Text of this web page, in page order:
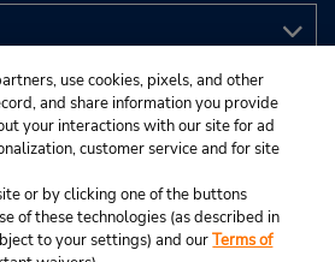
use cookies, pixels, and other
and share information you provide
your interactions with our site for ad
customer service and for site
or by clicking one of the buttons
of these technologies (as described in
to your settings) and ourTerms of